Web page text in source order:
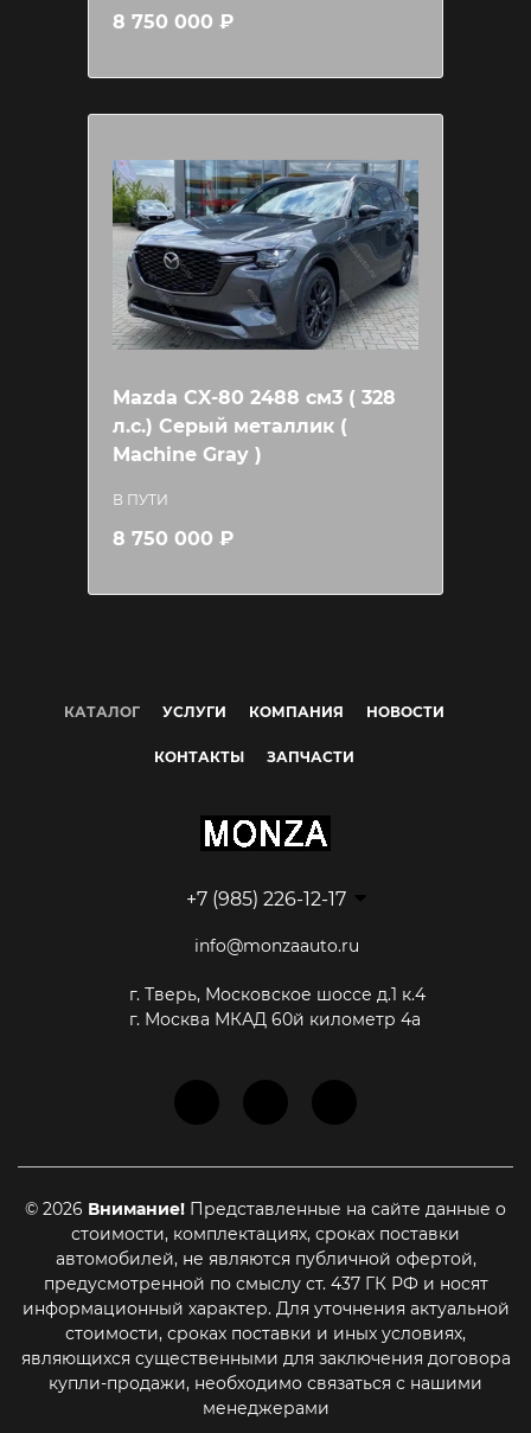
8 750 000 ₽
Mazda CX-80 2488 см3 ( 328
л.c.) Серый металлик (
Machine Gray )
В ПУТИ
8 750 000 ₽
КАТАЛОГ УСЛУГИ КОМПАНИЯ НОВОСТИ
КОНТАКТЫ ЗАПЧАСТИ
+7 (985) 226-12-17
info@monzaauto.ru
г. Тверь, Московское шоссе д.1 к.4
г. Москва МКАД 60й километр 4а
© 2026 Внимание! Представленные на сайте данные о
стоимости, комплектациях, сроках поставки
автомобилей, не являются публичной офертой,
предусмотренной по смыслу ст. 437 ГК РФ и носят
информационный характер. Для уточнения актуальной
стоимости, сроках поставки и иных условиях,
являющихся существенными для заключения договора
купли-продажи, необходимо связаться с нашими
менеджерами
Этот сайт использует cookie-файлы, чтобы помочь Вам в
навигации, а также для предоставления лучшего
пользовательского опыта и анализа использования наших